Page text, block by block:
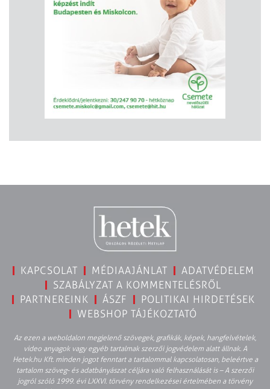
KAPCSOLAT MÉDIAAJÁNLAT
ADATVÉDELEM
SZABÁLYZAT A KOMMENTELÉSRŐL
PARTNEREINK
ÁSZF
POLITIKAI HIRDETÉSEK
WEBSHOP TÁJÉKOZTATÓ
Az ezen a weboldalon megjelenő szövegek, grafikák, képek, hangfelvételek,
video anyagok vagy egyéb tartalmak szerzői jogvédelem alatt állnak. A
Hetek.hu Kft. minden jogot fenntart a tartalommal kapcsolatosan, beleértve a
tartalom szöveg- és adatbányászat céljára való felhasználását is – A szerzői
jogról szóló 1999. évi LXXVI. törvény rendelkezései értelmében a törvény